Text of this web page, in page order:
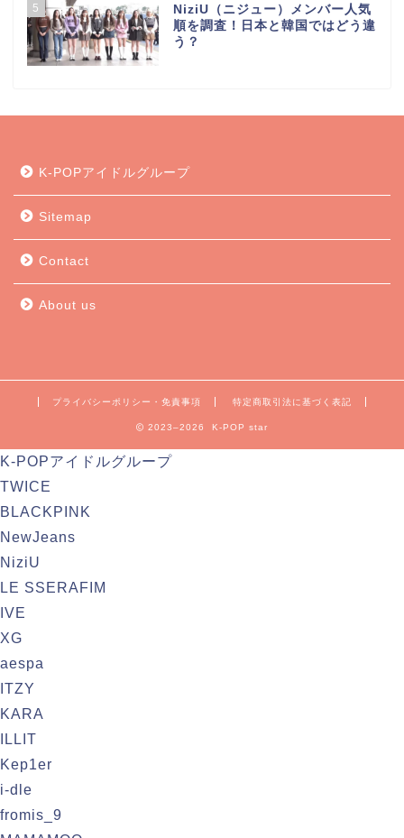
5
NiziU（ニジュー）メンバー人気
順を調査！日本と韓国ではどう違
う？
K-POPアイドルグループ
Sitemap
Contact
About us
プライバシーポリシー・免責事項 特定商取引法に基づく表記
2023–2026 K-POP star
K-POPアイドルグループ
TWICE
BLACKPINK
NewJeans
NiziU
LE SSERAFIM
IVE
XG
aespa
ITZY
KARA
ILLIT
Kep1er
i-dle
fromis_9